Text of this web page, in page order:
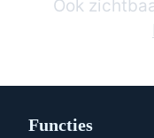
Ook
Functies